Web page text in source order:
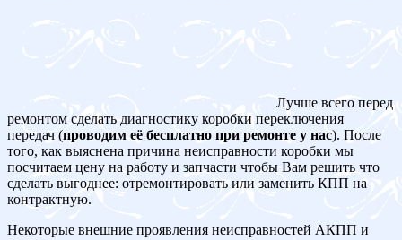
Лучше всего перед
ремонтом сделать диагностику коробки переключения
передач (проводим её бесплатно при ремонте у нас). После
того, как выяснена причина неисправности коробки мы
посчитаем цену на работу и запчасти чтобы Вам решить что
сделать выгоднее: отремонтировать или заменить КПП на
контрактную.
Некоторые внешние проявления неисправностей АКПП и